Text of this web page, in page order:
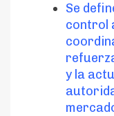
Se
control
y la